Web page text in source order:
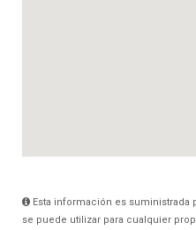
Esta información es suministrada
se puede utilizar para cualquier